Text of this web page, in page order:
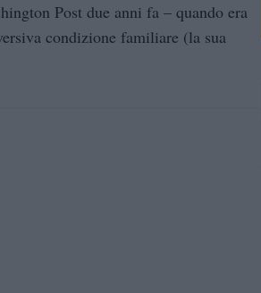
Post due anni fa – quando era
condizione familiare (la sua